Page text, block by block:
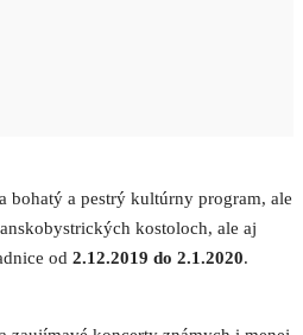
bohatý a pestrý kultúrny program, ale
kostoloch, ale aj
od 2.12.2019 do 2.1.2020.